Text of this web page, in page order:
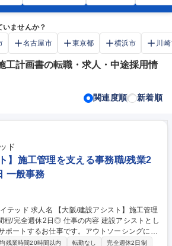
ませんか？
名古屋市 東京都 横浜市 川
工計画書の転職・求人・中途採用情
関連度順 新着順
ド
】施工管理を支える事務職/残業2
一般事務
シスト】施工管理
仕事の内容 建設アシストとし
ポートするお仕事です。アウトソーシングにな
の連携も重要です。2～3名のチーム体制で、教
残業時間20時間以内 転勤なし
完全週休2日制